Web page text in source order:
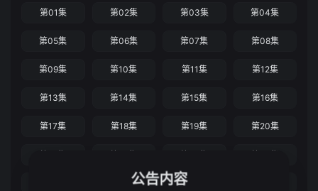
第01集 第02集 第03集 第04集
第05集 第06集 第07集 第08集
第09集 第10集 第11集 第12集
第13集 第14集 第15集 第16集
第17集 第18集 第19集 第20集
第26集 第27集
公告内容